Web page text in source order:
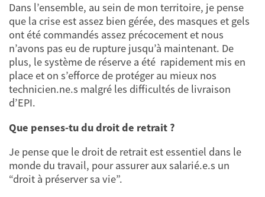
Dans l’ensemble, au sein de mon territoire, je pense
que la crise est assez bien gérée, des masques et gels
ont été commandés assez précocement et nous
n’avons pas eu de rupture jusqu’à maintenant. De
plus, le système de réserve a été rapidement mis en
place et on s’efforce de protéger au mieux nos
technicien.ne.s malgré les difficultés de livraison
d’EPI.
Que penses-tu du droit de retrait ?
Je pense que le droit de retrait est essentiel dans le
monde du travail, pour assurer aux salarié.e.s un
“droit à préserver sa vie”.